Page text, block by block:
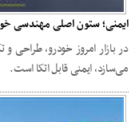
ایمنی؛ ستون اصلی مهندسی
در بازار امروز خودرو، طراحی
می‌سازد، ایمنی قابل اتکا است.